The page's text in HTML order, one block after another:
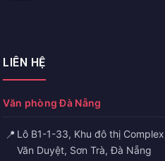
LIÊN HỆ
Văn phòng Đà Nẵng
📍 Lô B1-1-33, Khu đô thị
Văn Duyệt, Sơn Trà, Đà Nẵng